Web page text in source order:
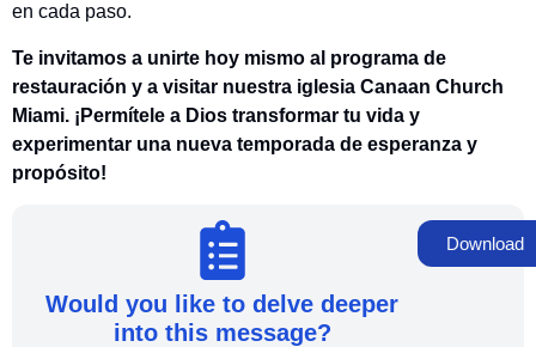
en cada paso.
Te invitamos a unirte hoy mismo al programa de
restauración y a visitar nuestra iglesia Canaan Church
Miami. ¡Permítele a Dios transformar tu vida y
experimentar una nueva temporada de esperanza y
propósito!
Would you like to delve deeper
into this message?
Download